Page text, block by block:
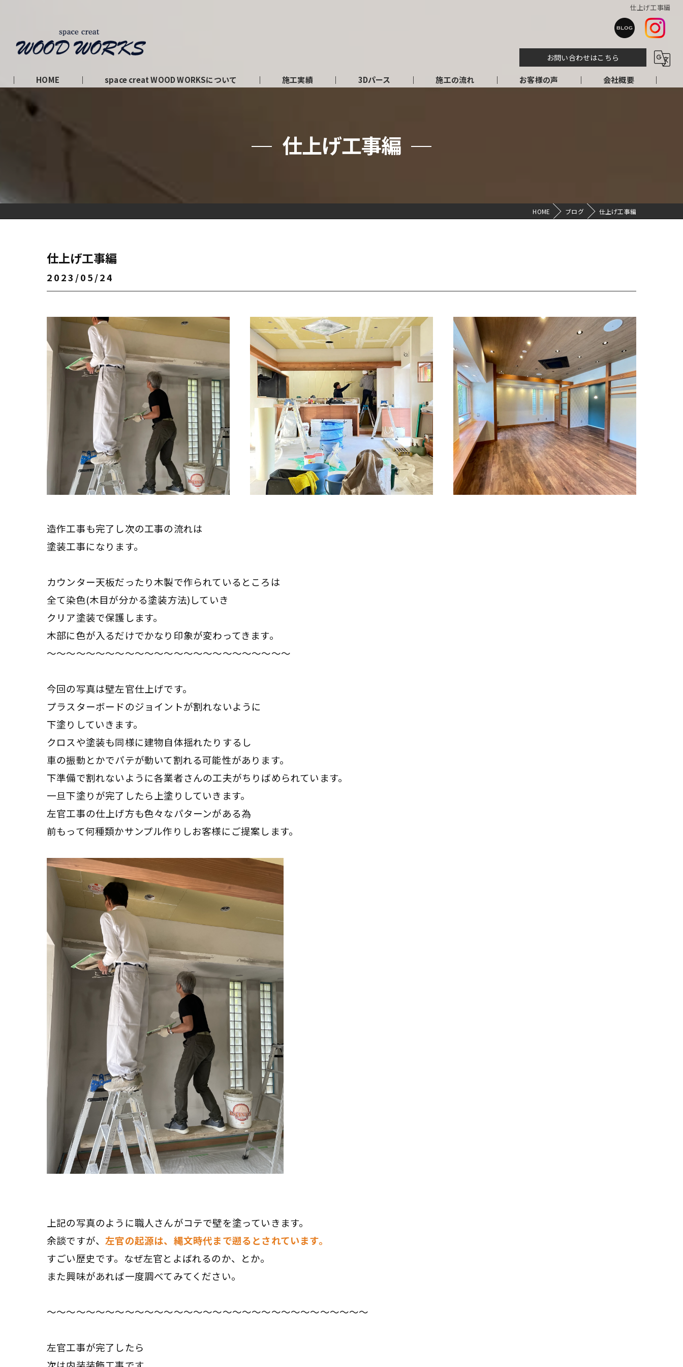
仕上げ工事編
お問い合わせはこちら
HOME space creat WOOD WORKSについて 施工実績 3Dパース 施工の流れ お客様の声 会社概要
仕上げ工事編
HOME ブログ 仕上げ工事編
仕上げ工事編
2023/05/24
造作工事も完了し次の工事の流れは
塗装工事になります。
カウンター天板だったり木製で作られているところは
全て染色(木目が分かる塗装方法)していき
クリア塗装で保護します。
木部に色が入るだけでかなり印象が変わってきます。
～～～～～～～～～～～～～～～～～～～～～～～～～
今回の写真は壁左官仕上げです。
プラスターボードのジョイントが割れないように
下塗りしていきます。
クロスや塗装も同様に建物自体揺れたりするし
車の振動とかでパテが動いて割れる可能性があります。
下準備で割れないように各業者さんの工夫がちりばめられています。
一旦下塗りが完了したら上塗りしていきます。
左官工事の仕上げ方も色々なパターンがある為
前もって何種類かサンプル作りしお客様にご提案します。
上記の写真のように職人さんがコテで壁を塗っていきます。
余談ですが、左官の起源は、縄文時代まで遡るとされています。
すごい歴史です。なぜ左官とよばれるのか、とか。
また興味があれば一度調べてみてください。
～～～～～～～～～～～～～～～～～～～～～～～～～～～～～～～～～
左官工事が完了したら